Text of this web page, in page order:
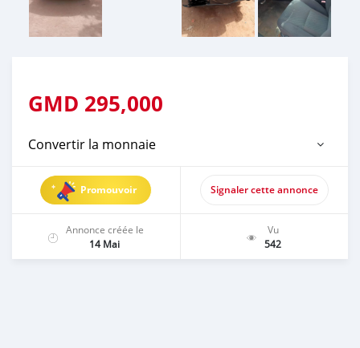
GMD 295,000
Convertir la monnaie
Promouvoir Signaler cette annonce
Annonce créée le
14 Mai
Vu
542